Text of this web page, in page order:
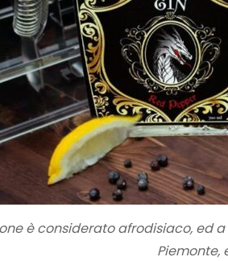
è considerato afrodisiaco, ed
Piemonte,